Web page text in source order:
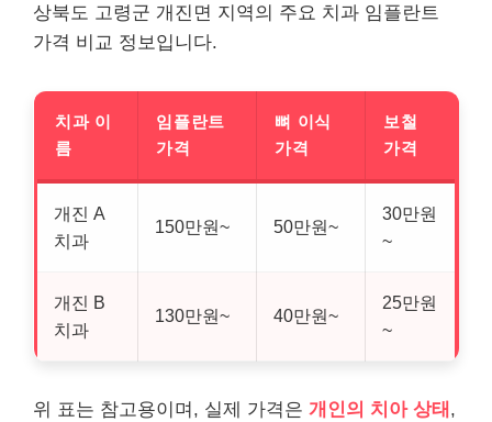
상북도 고령군 개진면 지역의 주요 치과 임플란트
가격 비교 정보입니다.
치과 이
름
임플란트
가격
뼈 이식
가격
보철
가격
개진 A
치과
150만원~ 50만원~
30만원
~
개진 B
치과
130만원~ 40만원~
25만원
~
위 표는 참고용이며, 실제 가격은 개인의 치아 상태 ,